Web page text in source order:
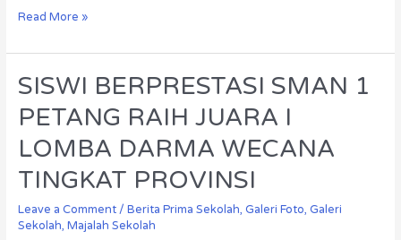
Read More »
SISWI BERPRESTASI SMAN 1
PETANG RAIH JUARA I
LOMBA DARMA WECANA
TINGKAT PROVINSI
Leave a Comment / Berita Prima Sekolah, Galeri Foto, Galeri
Sekolah, Majalah Sekolah
SISWI
BERPRESTASI
SMAN
PETANG
RAIH
JUARA
I
LOMBA